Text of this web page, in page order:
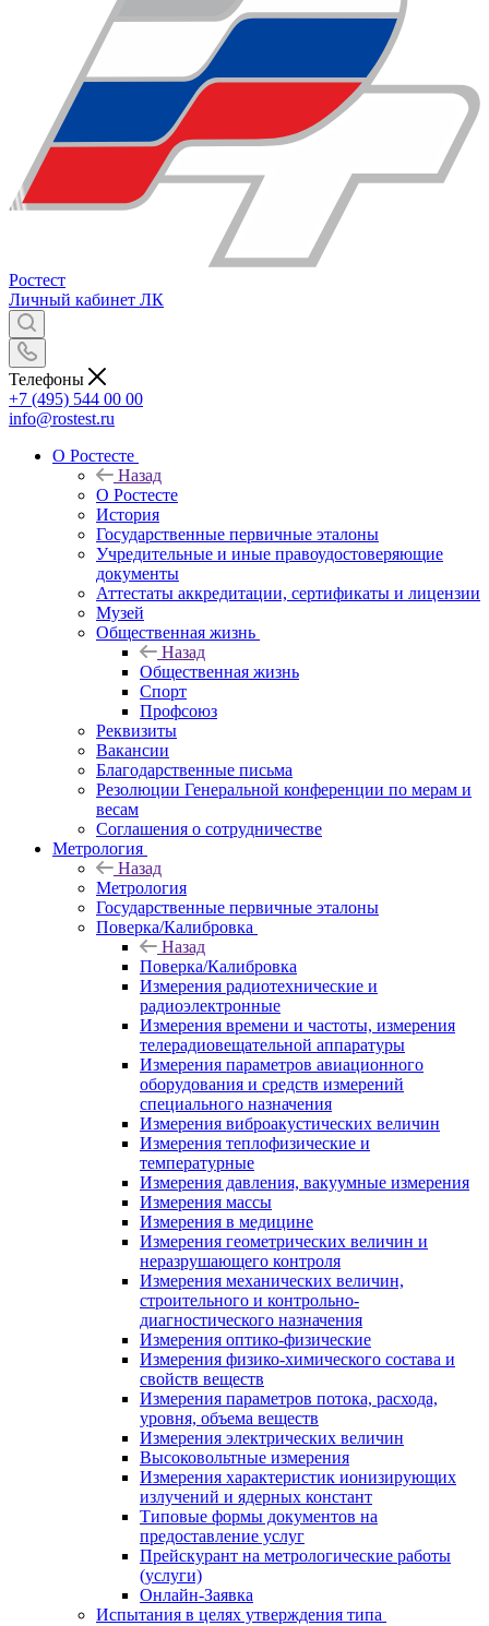
Ростест
Личный кабинет ЛК
Телефоны
+7 (495) 544 00 00
info@rostest.ru
О Ростесте
Назад
О Ростесте
История
Государственные первичные эталоны
Учредительные и иные правоудостоверяющие
документы
Аттестаты аккредитации, сертификаты и лицензии
Музей
Общественная жизнь
Назад
Общественная жизнь
Спорт
Профсоюз
Реквизиты
Вакансии
Благодарственные письма
Резолюции Генеральной конференции по мерам и
весам
Соглашения о сотрудничестве
Метрология
Назад
Метрология
Государственные первичные эталоны
Поверка/Калибровка
Назад
Поверка/Калибровка
Измерения радиотехнические и
радиоэлектронные
Измерения времени и частоты, измерения
телерадиовещательной аппаратуры
Измерения параметров авиационного
оборудования и средств измерений
специального назначения
Измерения виброакустических величин
Измерения теплофизические и
температурные
Измерения давления, вакуумные измерения
Измерения массы
Измерения в медицине
Измерения геометрических величин и
неразрушающего контроля
Измерения механических величин,
строительного и контрольно-
диагностического назначения
Измерения оптико-физические
Измерения физико-химического состава и
свойств веществ
Измерения параметров потока, расхода,
уровня, объема веществ
Измерения электрических величин
Высоковольтные измерения
Измерения характеристик ионизирующих
излучений и ядерных констант
Типовые формы документов на
предоставление услуг
Прейскурант на метрологические работы
(услуги)
Онлайн-Заявка
Испытания в целях утверждения типа